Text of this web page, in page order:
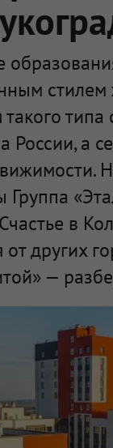
стилем
России, а
в
других
—